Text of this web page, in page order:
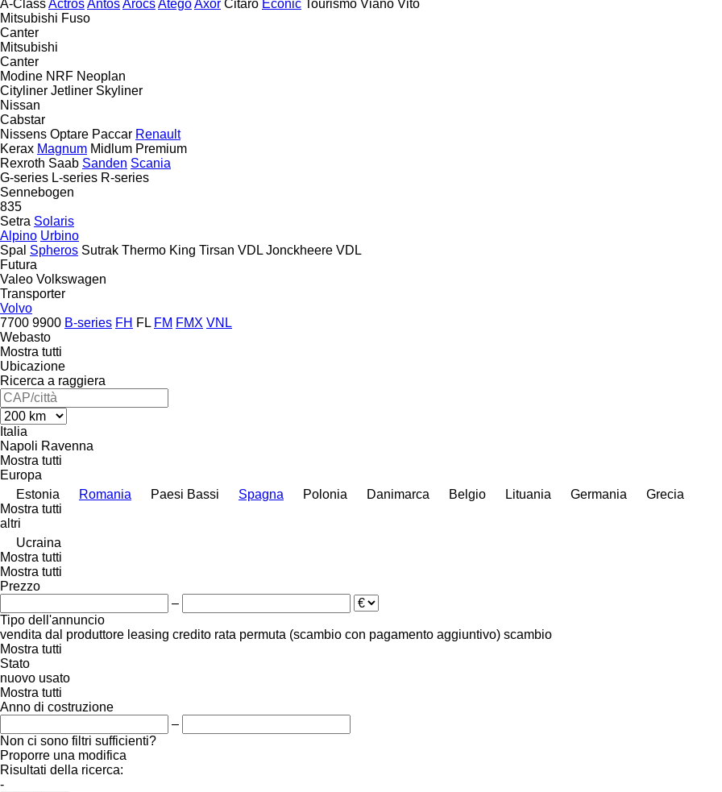
A-ClassActrosAntosArocsAtegoAxor Citaro Econic Tourismo Viano Vito
Mitsubishi Fuso
Canter
Mitsubishi
Canter
Modine NRF Neoplan
Cityliner Jetliner Skyliner
Nissan
Cabstar
Nissens Optare Paccar Renault
Kerax Magnum Midlum Premium
Rexroth Saab Sanden Scania
G-series L-series R-series
Sennebogen
835
Setra Solaris
Alpino Urbino
Spal Spheros Sutrak Thermo King Tirsan VDL Jonckheere VDL
Futura
Valeo Volkswagen
Transporter
Volvo
7700 9900 B-series FH FL FM FMX VNL
Webasto
Mostra tutti
Ubicazione
Ricerca a raggiera
Italia
Napoli Ravenna
Mostra tutti
Europa
Estonia
Romania Paesi Bassi Spagna Polonia Danimarca Belgio Lituania Germania
Grecia
Mostra tutti
altri
Ucraina
Mostra tutti
Mostra tutti
Prezzo
–
Tipo dell'annuncio
vendita dal produttore leasing credito rata permuta (scambio con pagamento aggiuntivo) scambio
Mostra tutti
Stato
nuovo usato
Mostra tutti
Anno di costruzione
–
Non ci sono filtri sufficienti?
Proporre una modifica
Risultati della ricerca:
-